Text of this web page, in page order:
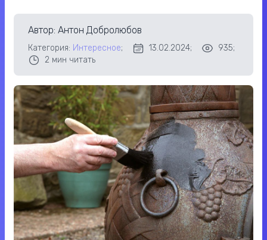
Автор: Антон Добролюбов
Категория: Интересное; 13.02.2024;
935;
2 мин читать